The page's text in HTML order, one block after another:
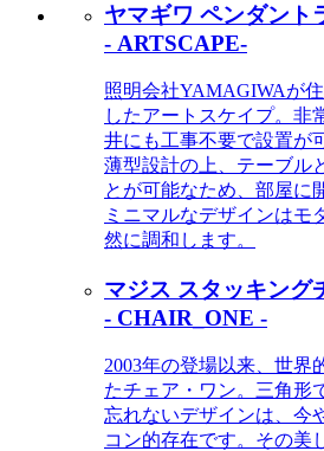
ヤマギワ ペンダント
- ARTSCAPE-
照明会社YAMAGIWAが
したアートスケイプ。非
井にも工事不要で設置が
薄型設計の上、テーブル
とが可能なため、部屋に
ミニマルなデザインはモ
然に調和します。
マジス スタッキング
- CHAIR_ONE -
2003年の登場以来、世界
たチェア・ワン。三角形
忘れないデザインは、今
コン的存在です。その美